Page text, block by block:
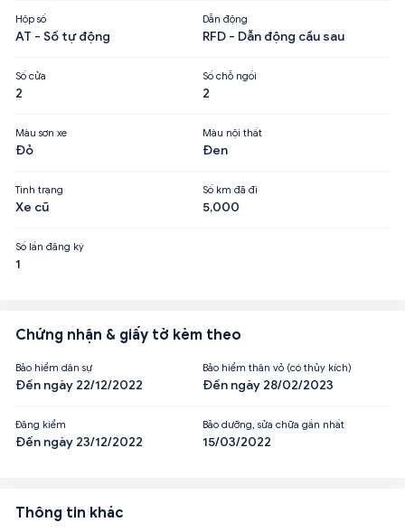
Hộp số
AT - Số tự động
Dẫn động
RFD - Dẫn động cầu sau
Số cửa
2
Số chỗ ngồi
2
Màu sơn xe
Đỏ
Màu nội thất
Đen
Tình trạng
Xe cũ
Số km đã đi
5,000
Số lần đăng ký
1
Chứng nhận & giấy tờ kèm theo
Bảo hiểm dân sự
Đến ngày 22/12/2022
Bảo hiểm thân vỏ (có thủy kích)
Đến ngày 28/02/2023
Đăng kiểm
Đến ngày 23/12/2022
Bảo dưỡng, sửa chữa gần nhất
15/03/2022
Thông tin khác